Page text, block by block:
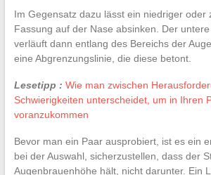
Im Gegensatz dazu lässt ein niedriger oder
Fassung auf der Nase absinken. Der
verläuft dann entlang des Bereichs der
eine Abgrenzungslinie, die diese betont.
Lesetipp : Wie man zwischen
Schwierigkeiten unterscheidet, um in Ihren
voranzukommen
Bevor man ein Paar ausprobiert, ist es ein
bei der Auswahl, sicherzustellen, dass der
Augenbrauenhöhe hält, nicht darunter. Ein